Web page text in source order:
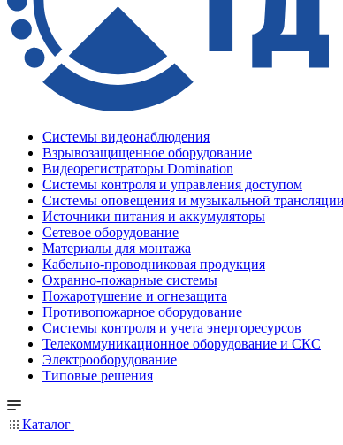
Системы видеонаблюдения
Взрывозащищенное оборудование
Видеорегистраторы Domination
Системы контроля и управления доступом
Системы оповещения и музыкальной трансляции
Источники питания и аккумуляторы
Сетевое оборудование
Материалы для монтажа
Кабельно-проводниковая продукция
Охранно-пожарные системы
Пожаротушение и огнезащита
Противопожарное оборудование
Системы контроля и учета энергоресурсов
Телекоммуникационное оборудование и СКС
Электрооборудование
Типовые решения
Каталог